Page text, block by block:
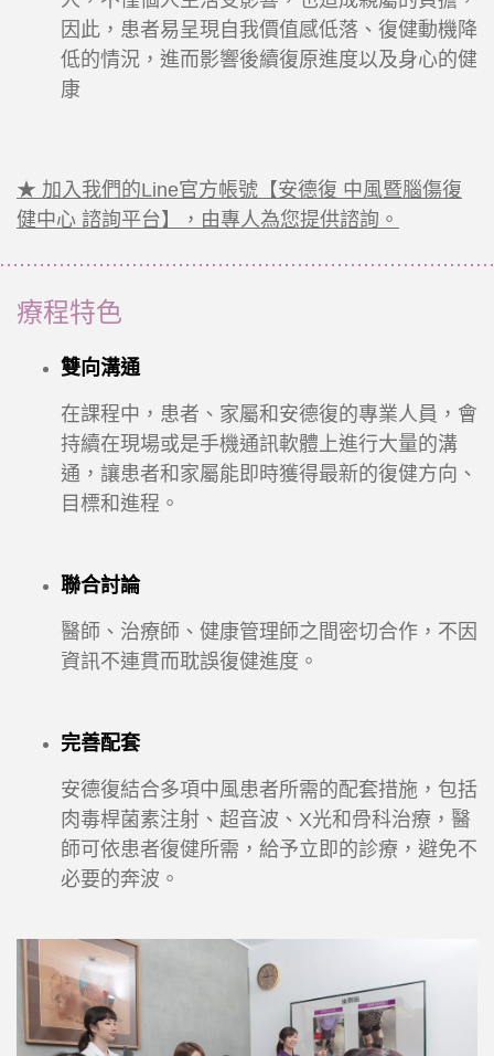
因此，患者易呈現自我價值感低落、復健動機降
低的情況，進而影響後續復原進度以及身心的健
康
★ 加入我們的Line官方帳號【安德復 中風暨腦傷復
健中心 諮詢平台】，由專人為您提供諮詢。
療程特色
雙向溝通
在課程中，患者、家屬和安德復的專業人員，會
持續在現場或是手機通訊軟體上進行大量的溝
通，讓患者和家屬能即時獲得最新的復健方向、
目標和進程。
聯合討論
醫師、治療師、健康管理師之間密切合作，不因
資訊不連貫而耽誤復健進度。
完善配套
安德復結合多項中風患者所需的配套措施，包括
肉毒桿菌素注射、超音波、X光和骨科治療，醫
師可依患者復健所需，給予立即的診療，避免不
必要的奔波。